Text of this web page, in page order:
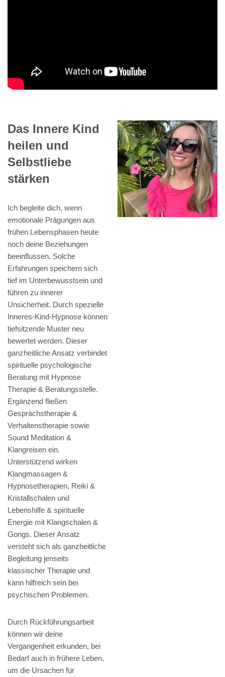
Das Innere Kind
heilen und
Selbstliebe
stärken
Ich begleite dich, wenn
emotionale Prägungen aus
frühen Lebensphasen heute
noch deine Beziehungen
beeinflussen. Solche
Erfahrungen speichern sich
tief im Unterbewusstsein und
führen zu innerer
Unsicherheit. Durch spezielle
Inneres-Kind-Hypnose können
tiefsitzende Muster neu
bewertet werden. Dieser
ganzheitliche Ansatz verbindet
spirituelle psychologische
Beratung mit Hypnose
Therapie & Beratungsstelle.
Ergänzend fließen
Gesprächstherapie &
Verhaltenstherapie sowie
Sound Meditation &
Klangreisen ein.
Unterstützend wirken
Klangmassagen &
Hypnosetherapien, Reiki &
Kristallschalen und
Lebenshilfe & spirituelle
Energie mit Klangschalen &
Gongs. Dieser Ansatz
versteht sich als ganzheitliche
Begleitung jenseits
klassischer Therapie und
kann hilfreich sein bei
psychischen Problemen.
Durch Rückführungsarbeit
können wir deine
Vergangenheit erkunden, bei
Bedarf auch in frühere Leben,
um die Ursachen für